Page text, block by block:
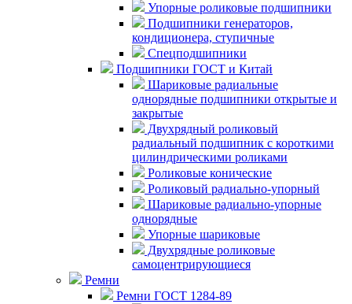
Упорные роликовые подшипники
Подшипники генераторов,
кондиционера, ступичные
Спецподшипники
Подшипники ГОСТ и Китай
Шариковые радиальные
однорядные подшипники открытые и
закрытые
Двухрядный роликовый
радиальный подшипник с короткими
цилиндрическими роликами
Роликовые конические
Роликовый радиально-упорный
Шариковые радиально-упорные
однорядные
Упорные шариковые
Двухрядные роликовые
самоцентрирующиеся
Ремни
Ремни ГОСТ 1284-89